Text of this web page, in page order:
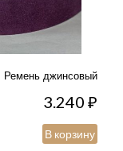
Ремень джинсовый
3.240₽
В корзину